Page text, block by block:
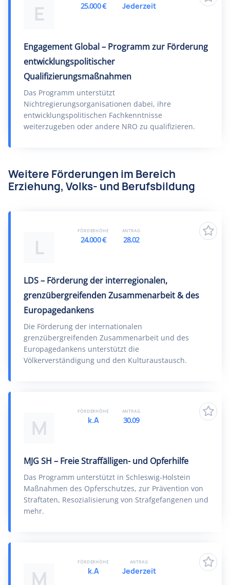
E
Engagement Global – Programm zur Förderung
entwicklungspolitischer
Qualifizierungsmaßnahmen
Das Programm unterstützt
Nichtregierungsorganisationen dabei, ihre
entwicklungspolitischen Fachkenntnisse
weiterzugeben oder andere NRO zu qualifizieren.
25.000 € Jederzeit
Weitere Förderungen im Bereich
Erziehung, Volks- und Berufsbildung
L
LDS – Förderung der interregionalen,
grenzübergreifenden Zusammenarbeit & des
Europagedankens
Die Förderung der internationalen
grenzübergreifenden Zusammenarbeit und des
Europagedankens unterstützt die
Völkerverständigung und den Kulturaustausch.
FÖRDERHÖHE
24.000 €
ANTRAG
28.02
M
MJG SH – Freie Straffälligen- und Opferhilfe
Das Programm unterstützt in Schleswig-Holstein
Maßnahmen des Opferschutzes, zur Prävention von
Straftaten, Resozialisierung von Strafgefangenen und
mehr.
FÖRDERHÖHE
k.A
ANTRAG
30.09
M
FÖRDERHÖHE
k.A
ANTRAG
Jederzeit